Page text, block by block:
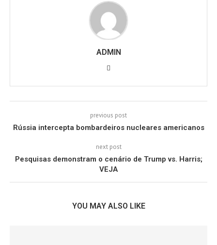
ADMIN
previous post
Rússia intercepta bombardeiros nucleares americanos
next post
Pesquisas demonstram o cenário de Trump vs. Harris;
VEJA
YOU MAY ALSO LIKE